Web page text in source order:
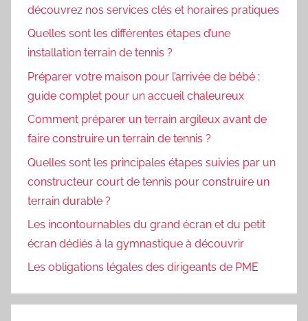
découvrez nos services clés et horaires pratiques
Quelles sont les différentes étapes d’une
installation terrain de tennis ?
Préparer votre maison pour l’arrivée de bébé :
guide complet pour un accueil chaleureux
Comment préparer un terrain argileux avant de
faire construire un terrain de tennis ?
Quelles sont les principales étapes suivies par un
constructeur court de tennis pour construire un
terrain durable ?
Les incontournables du grand écran et du petit
écran dédiés à la gymnastique à découvrir
Les obligations légales des dirigeants de PME